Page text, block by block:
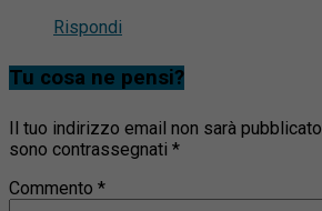
Rispondi
Tu cosa ne pensi?
Il tuo indirizzo email non sarà pubblicato.
sono contrassegnati *
Commento *